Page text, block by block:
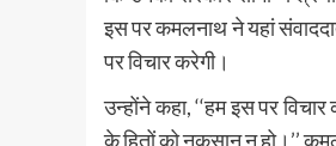
इस पर कमलनाथ ने यहां
पर विचार करेगी।
उन्होंने कहा, ‘‘हम इस पर
के हितों को नुकसान न हो।’’